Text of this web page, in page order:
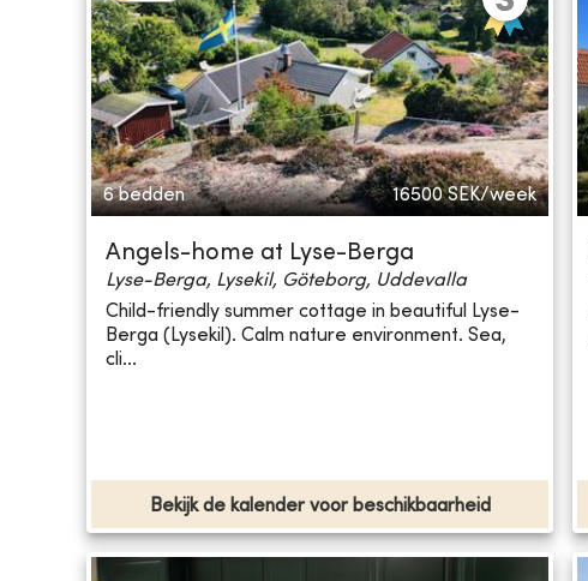
6 bedden 16500 SEK/week
Angels-home at Lyse-Berga
Lyse-Berga, Lysekil, Göteborg, Uddevalla
Child-friendly summer cottage in beautiful Lyse-
Berga (Lysekil). Calm nature environment. Sea,
cli...
Bekijk de kalender voor beschikbaarheid